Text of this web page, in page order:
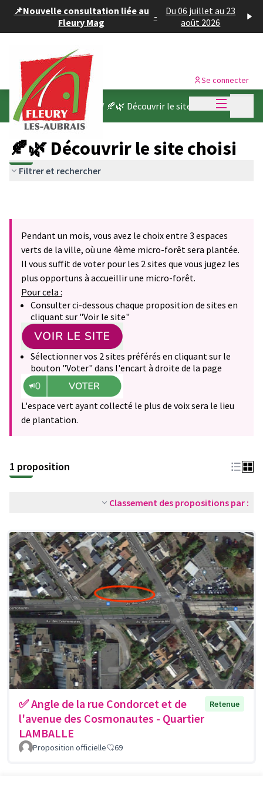
📌Nouvelle consultation liée au
Fleury Mag
-
Du 06 juillet au 23
août 2026
Menu
Se connecter
Une 4ème micro-forêt / 🍂🌿 Découvrir le site choisi
🍂🌿 Découvrir le site choisi
Filtrer et rechercher
Pendant un mois, vous avez le choix entre 3 espaces
verts de la ville, où une 4ème micro-forêt sera plantée.
Il vous suffit de voter pour les 2 sites que vous jugez les
plus opportuns à accueillir une micro-forêt.
Pour cela :
Consulter ci-dessous chaque proposition de sites en
cliquant sur "Voir le site"
Sélectionner vos 2 sites préférés en cliquant sur le
bouton "Voter" dans l'encart à droite de la page
L'espace vert ayant collecté le plus de voix sera le lieu
de plantation.
1 proposition
Classement des propositions par :
✅ Angle de la rue Condorcet et de
l'avenue des Cosmonautes - Quartier
LAMBALLE
Retenue
Proposition officielle 69
Panneau de gestion des cookies